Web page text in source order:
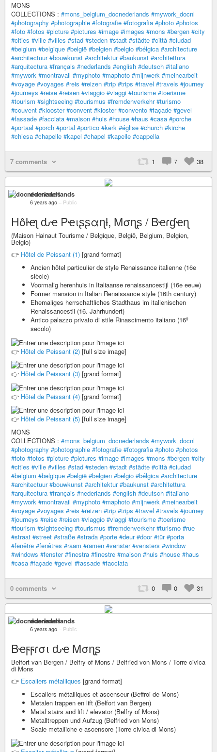
MONS
COLLECTIONS : #mons_belgium_docnederlands #mywork_docnl
#photography #photographie #fotografie #fotografia #photo #photos
#foto #fotos #picture #pictures #image #images #mons #bergen #city
#cities #ville #villes #stad #steden #stadt #städte #città #ciudad
#belgium #belgique #belgië #belgien #belgio #bélgica #architecture
#architectuur #bouwkunst #architektur #baukunst #architettura
#arquitectura #français #nederlands #english #deutsch #italiano
#mywork #montravail #myphoto #maphoto #mijnwerk #meinearbeit
#voyage #voyages #reis #reizen #trip #trips #travel #travels #journey
#journeys #reise #reisen #viaggio #viaggi #tourisme #toerisme
#tourism #sightseeing #tourismus #fremdenverkehr #turismo
#couvent #klooster #convent #kloster #convento #façade #gevel
#fassade #facciata #maison #huis #house #haus #casa #porche
#portaal #porch #portal #portico #kerk #église #church #kirche
#chiesa #chapelle #kapel #chapel #kapelle #cappella
7 comments 1 7 38
docnederlands
6 years ago – Public
Hôƚҽʅ ԃҽ Pҽιʂʂαɳƚ, Mσɳʂ / Bҽɾɠҽɳ
(Maison Hainaut Tourisme / Belgique, België, Belgium, Belgien,
Belgio)
👉 Hôtel de Peissant (1) [grand format]
Ancien hôtel particulier de style Renaissance italienne (16e
siècle)
Voormalig herenhuis in Italiaanse renaissancestijl (16e eeuw)
Former mansion in Italian Renaissance style (16th century)
Ehemaliges herrschaftliches Stadthaus im italienischen
Renaissancestil (16. Jahrhundert)
Antico palazzo privato di stile Rinascimento italiano (16º
secolo)
👉 Hôtel de Peissant (2) [full size image]
👉 Hôtel de Peissant (3) [grand format]
👉 Hôtel de Peissant (4) [grand format]
👉 Hôtel de Peissant (5) [full size image]
MONS
COLLECTIONS : #mons_belgium_docnederlands #mywork_docnl
#photography #photographie #fotografie #fotografia #photo #photos
#foto #fotos #picture #pictures #image #images #mons #bergen #city
#cities #ville #villes #stad #steden #stadt #städte #città #ciudad
#belgium #belgique #belgië #belgien #belgio #bélgica #architecture
#architectuur #bouwkunst #architektur #baukunst #architettura
#arquitectura #français #nederlands #english #deutsch #italiano
#mywork #montravail #myphoto #maphoto #mijnwerk #meinearbeit
#voyage #voyages #reis #reizen #trip #trips #travel #travels #journey
#journeys #reise #reisen #viaggio #viaggi #tourisme #toerisme
#tourism #sightseeing #tourismus #fremdenverkehr #turismo #rue
#straat #street #straße #strada #porte #deur #door #tür #porta
#fenêtre #fenêtres #raam #ramen #venster #vensters #window
#windows #fenster #finestra #finestre #maison #huis #house #haus
#casa #façade #gevel #fassade #facciata
0 comments 0 0 31
docnederlands
6 years ago – Public
Bҽϝϝɾσι ԃҽ Mσɳʂ
Belfort van Bergen / Belfry of Mons / Belfried von Mons / Torre civica
di Mons
👉 Escaliers métalliques [grand format]
Escaliers métalliques et ascenseur (Beffroi de Mons)
Metalen trappen en lift (Belfort van Bergen)
Metal stairs and lift / elevator (Belfry of Mons)
Metalltreppen und Aufzug (Belfried von Mons)
Scale metalliche e ascensore (Torre civica di Mons)